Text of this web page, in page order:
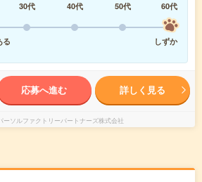
30代 40代 50代
60代
る
しずか
応募へ進む 詳しく見る
ーソルファクトリーパートナーズ株式会社